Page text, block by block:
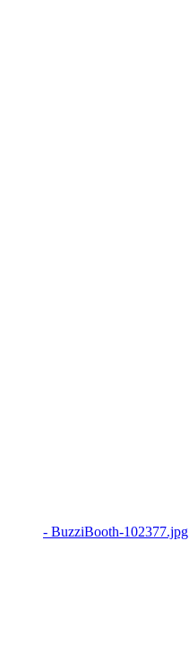
- BuzziBooth-102377.jpg